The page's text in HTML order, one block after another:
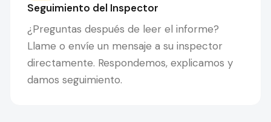
Seguimiento del Inspector
¿Preguntas después de leer el informe?
Llame o envíe un mensaje a su inspector
directamente. Respondemos, explicamos y
damos seguimiento.